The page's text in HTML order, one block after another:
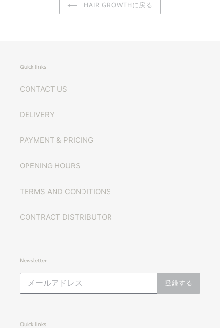
HAIR GROWTHに戻る
Quick links
CONTACT US
DELIVERY
PAYMENT & PRICING
OPENING HOURS
TERMS AND CONDITIONS
CONTRACT DISTRIBUTOR
Newsletter
登録する
Quick links